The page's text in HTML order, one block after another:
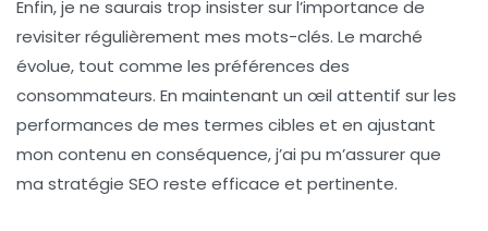
Enfin, je ne saurais trop insister sur l’importance de
revisiter régulièrement mes mots-clés. Le marché
évolue, tout comme les préférences des
consommateurs. En maintenant un œil attentif sur les
performances de mes termes cibles et en ajustant
mon contenu en conséquence, j’ai pu m’assurer que
ma stratégie SEO reste efficace et pertinente.